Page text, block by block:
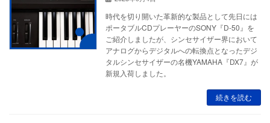
時代を切り開いた革新的な製品として先日には
ポータブルCDプレーヤーのSONY『D-50』を
ご紹介しましたが、シンセサイザー界において
アナログからデジタルへの転換点となったデジ
タルシンセサイザーの名機YAMAHA『DX7』が
新規入荷しました。
続きを読む